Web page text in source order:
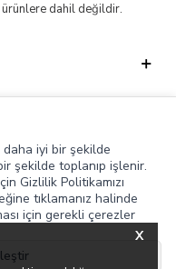
X
dahil değildir.
iyi bir şekilde
şekilde toplanıp işlenir.
Gizlilik Politikamızı
tıklamanız halinde
için gerekli çerezler